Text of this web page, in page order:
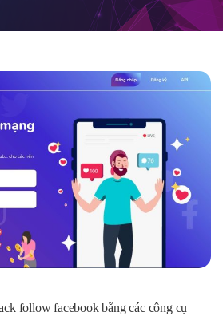
follow facebook bằng các công cụ